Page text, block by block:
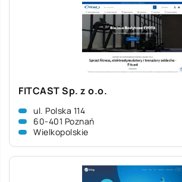
FITCAST Sp. z o.o.
ul. Polska 114
60-401 Poznań
Wielkopolskie